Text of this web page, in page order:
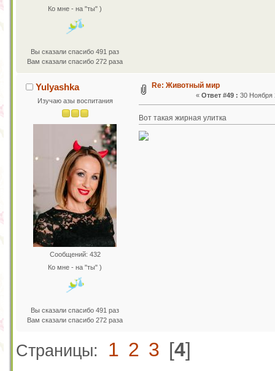
Ко мне - на "ты" )
Вы сказали спасибо 491 раз
Вам сказали спасибо 272 раза
Yulyashka
Изучаю азы воспитания
Сообщений: 432
Ко мне - на "ты" )
Вы сказали спасибо 491 раз
Вам сказали спасибо 272 раза
Re: Животный мир
«Ответ #49 : 30 Ноября
Вот такая жирная улитка
Страницы: 1 2 3 [4]